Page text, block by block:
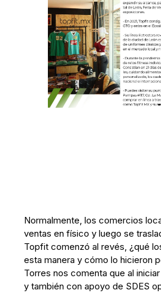
Normalmente, los comercios
ventas en físico y luego se
Topfit comenzó al revés, ¿qué
esta manera y cómo lo hicieron
Torres nos comenta que al
y también con apoyo de SDES